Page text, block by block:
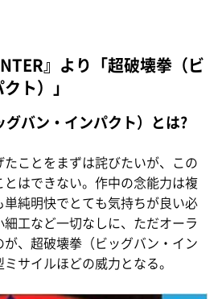
』より「超破壊拳（ビ
ト）」
バン・インパクト）とは?
ことをまずは詫びたいが、この
はできない。作中の念能力は複
純明快でとても気持ちが良い必
工など一切なしに、ただオーラ
、超破壊拳（ビッグバン・イン
サイルほどの威力となる。